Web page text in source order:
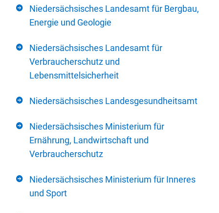
Niedersächsisches Landesamt für Bergbau,
Energie und Geologie
Niedersächsisches Landesamt für
Verbraucherschutz und
Lebensmittelsicherheit
Niedersächsisches Landesgesundheitsamt
Niedersächsisches Ministerium für
Ernährung, Landwirtschaft und
Verbraucherschutz
Niedersächsisches Ministerium für Inneres
und Sport